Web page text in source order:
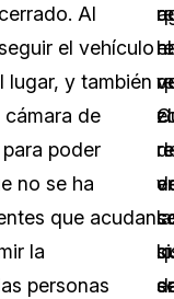
Al
el vehículo
lugar, y también
cámara de
poder
no se ha
que acudan
la
personas
el
el